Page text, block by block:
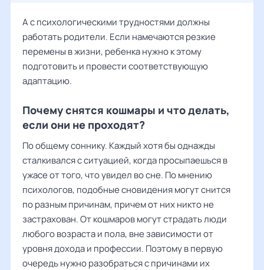
А с психологическими трудностями должны
работать родители. Если намечаются резкие
перемены в жизни, ребенка нужно к этому
подготовить и провести соответствующую
адаптацию.
Почему снятся кошмары и что делать,
если они не проходят?
По общему соннику. Каждый хотя бы однажды
сталкивался с ситуацией, когда просыпаешься в
ужасе от того, что увидел во сне. По мнению
психологов, подобные сновидения могут снится
по разным причинам, причем от них никто не
застрахован. От кошмаров могут страдать люди
любого возраста и пола, вне зависимости от
уровня дохода и профессии. Поэтому в первую
очередь нужно разобраться с причинами их